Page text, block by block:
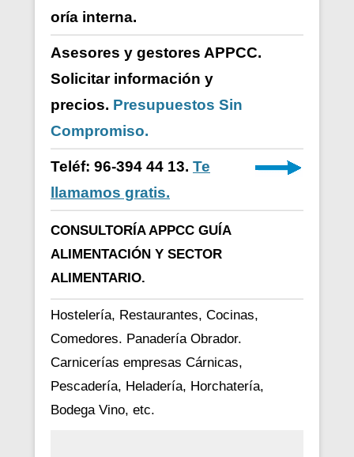
oría interna.
Asesores y gestores APPCC.
Solicitar información y
precios. Presupuestos Sin
Compromiso.
Teléf: 96-394 44 13. Te
llamamos gratis.
CONSULTORÍA APPCC GUÍA
ALIMENTACIÓN Y SECTOR
ALIMENTARIO.
Hostelería, Restaurantes, Cocinas,
Comedores. Panadería Obrador.
Carnicerías empresas Cárnicas,
Pescadería, Heladería, Horchatería,
Bodega Vino, etc.